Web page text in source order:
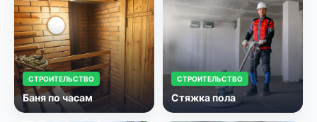
СТРОИТЕЛЬСТВО
Баня по часам
СТРОИТЕЛЬСТВО
Стяжка пола